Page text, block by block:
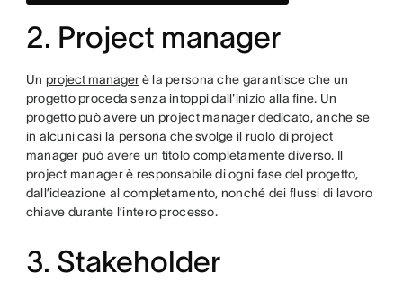
2. Project manager
Un project managerè la persona che garantisce che un
progetto proceda senza intoppi dall'inizio alla fine. Un
progetto può avere un project manager dedicato, anche se
in alcuni casi la persona che svolge il ruolo di project
manager può avere un titolo completamente diverso. Il
project manager è responsabile di ogni fase del progetto,
dall’ideazione al completamento, nonché dei flussi di lavoro
chiave durante l’intero processo.
3. Stakeholder